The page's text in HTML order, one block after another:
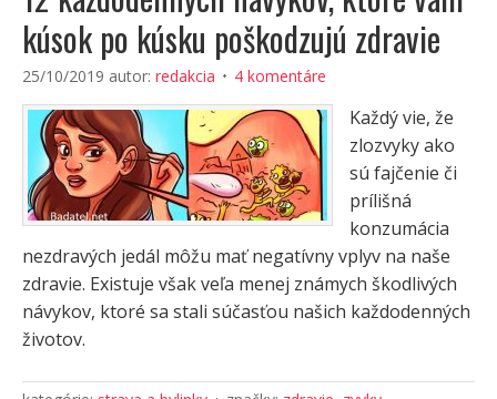
kúsok po kúsku poškodzujú zdravie
25/10/2019 autor: redakcia 4 komentáre
Každý vie, že
zlozvyky ako
sú fajčenie či
prílišná
konzumácia
nezdravých jedál môžu mať negatívny vplyv na naše
zdravie. Existuje však veľa menej známych škodlivých
návykov, ktoré sa stali súčasťou našich každodenných
životov.